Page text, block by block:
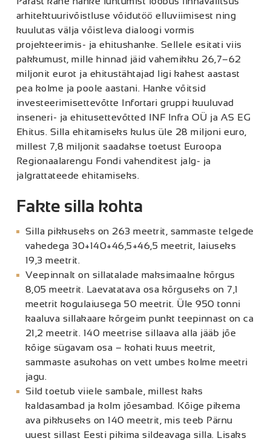
arhitektuurivõistluse võidutöö elluviimisest ning
kuulutas välja võistleva dialoogi vormis
projekteerimis- ja ehitushanke. Sellele esitati viis
pakkumust, mille hinnad jäid vahemikku 26,7–62
miljonit eurot ja ehitustähtajad ligi kahest aastast
pea kolme ja poole aastani. Hanke võitsid
investeerimisettevõtte Infortari gruppi kuuluvad
inseneri- ja ehitusettevõtted INF Infra OÜ ja AS EG
Ehitus. Silla ehitamiseks kulus üle 28 miljoni euro,
millest 7,8 miljonit saadakse toetust Euroopa
Regionaalarengu Fondi vahenditest jalg- ja
jalgrattateede ehitamiseks.
Fakte silla kohta
Silla pikkuseks on 263 meetrit, sammaste telgede
vahedega 30+140+46,5+46,5 meetrit, laiuseks
19,3 meetrit.
Veepinnalt on sillatalade maksimaalne kõrgus
8,05 meetrit. Laevatatava osa kõrguseks on 7,1
meetrit kogulaiusega 50 meetrit. Üle 950 tonni
kaaluva sillakaare kõrgeim punkt teepinnast on ca
21,2 meetrit. 140 meetrise sillaava alla jääb jõe
kõige sügavam osa – kohati kuus meetrit,
sammaste asukohas on vett umbes kolme meetri
jagu.
Sild toetub viiele sambale, millest kaks
kaldasambad ja kolm jõesambad. Kõige pikema
ava pikkuseks on 140 meetrit, mis teeb Pärnu
uuest sillast Eesti pikima sildeavaga silla. Lisaks